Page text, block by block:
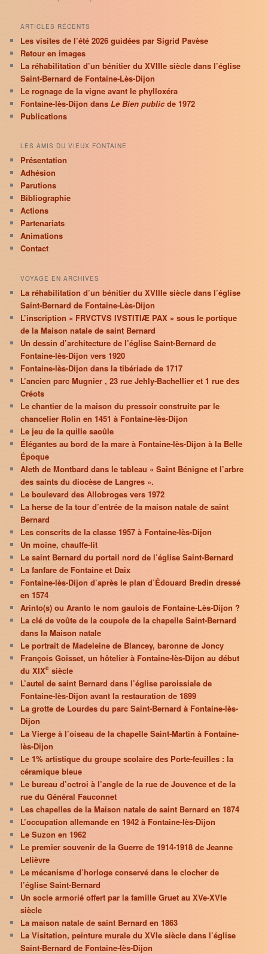
ARTICLES RÉCENTS
Les visites de l’été 2026 guidées par Sigrid Pavèse
Retour en images
La réhabilitation d’un bénitier du XVIIIe siècle dans l’église
Saint-Bernard de Fontaine-Lès-Dijon
Le rognage de la vigne avant le phylloxéra
Fontaine-lès-Dijon dansLe Bien publicde 1972
Publications
LES AMIS DU VIEUX FONTAINE
Présentation
Adhésion
Parutions
Bibliographie
Actions
Partenariats
Animations
Contact
VOYAGE EN ARCHIVES
La réhabilitation d’un bénitier du XVIIIe siècle dans l’église
Saint-Bernard de Fontaine-Lès-Dijon
L’inscription « FRVCTVS IVSTITIÆ PAX » sous le portique
de la Maison natale de saint Bernard
Un dessin d’architecture de l’église Saint-Bernard de
Fontaine-lès-Dijon vers 1920
Fontaine-lès-Dijon dans la tibériade de 1717
L’ancien parc Mugnier , 23 rue Jehly-Bachellier et 1 rue des
Créots
Le chantier de la maison du pressoir construite par le
chancelier Rolin en 1451 à Fontaine-lès-Dijon
Le jeu de la quille saoûle
Élégantes au bord de la mare à Fontaine-lès-Dijon à la Belle
Époque
Aleth de Montbard dans le tableau « Saint Bénigne et l’arbre
des saints du diocèse de Langres ».
Le boulevard des Allobroges vers 1972
La herse de la tour d’entrée de la maison natale de saint
Bernard
Les conscrits de la classe 1957 à Fontaine-lès-Dijon
Un moine, chauffe-lit
Le saint Bernard du portail nord de l’église Saint-Bernard
La fanfare de Fontaine et Daix
Fontaine-lès-Dijon d’après le plan d’Édouard Bredin dressé
en 1574
Arinto(s) ou Aranto le nom gaulois de Fontaine-Lès-Dijon ?
La clé de voûte de la coupole de la chapelle Saint-Bernard
dans la Maison natale
Le portrait de Madeleine de Blancey, baronne de Joncy
François Goisset, un hôtelier à Fontaine-lès-Dijon au début
du XIXe siècle
L’autel de saint Bernard dans l’église paroissiale de
Fontaine-lès-Dijon avant la restauration de 1899
La grotte de Lourdes du parc Saint-Bernard à Fontaine-lès-
Dijon
La Vierge à l’oiseau de la chapelle Saint-Martin à Fontaine-
lès-Dijon
Le 1% artistique du groupe scolaire des Porte-feuilles : la
céramique bleue
Le bureau d’octroi à l’angle de la rue de Jouvence et de la
rue du Général Fauconnet
Les chapelles de la Maison natale de saint Bernard en 1874
L’occupation allemande en 1942 à Fontaine-lès-Dijon
Le Suzon en 1962
Le premier souvenir de la Guerre de 1914-1918 de Jeanne
Lelièvre
Le mécanisme d’horloge conservé dans le clocher de
l’église Saint-Bernard
Un socle armorié offert par la famille Gruet au XVe-XVIe
siècle
La maison natale de saint Bernard en 1863
La Visitation, peinture murale du XVIe siècle dans l’église
Saint-Bernard de Fontaine-lès-Dijon